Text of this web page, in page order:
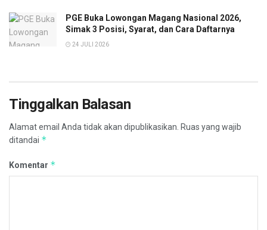
PGE Buka Lowongan Magang Nasional 2026,
Simak 3 Posisi, Syarat, dan Cara Daftarnya
24 JULI 2026
Tinggalkan Balasan
Alamat email Anda tidak akan dipublikasikan. Ruas yang wajib
ditandai *
Komentar *